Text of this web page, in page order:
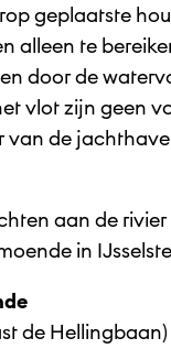
geplaatste
alleen te
door de
vlot zijn geen
van de
aan de
in
de